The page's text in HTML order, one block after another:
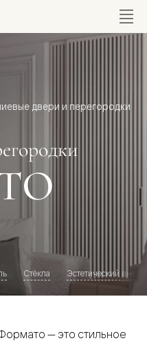
двери и перегородки
Стёкла Эстетический
— это стильное